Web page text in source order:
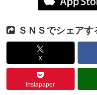
ＳＮＳでシェアす
X
Instapaper